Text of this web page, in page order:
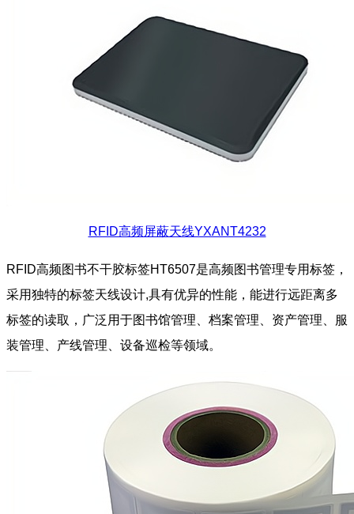
RFID高频屏蔽天线YXANT4232
RFID高频图书不干胶标签HT6507是高频图书管理专用标签，
采用独特的标签天线设计,具有优异的性能，能进行远距离多
标签的读取，广泛用于图书馆管理、档案管理、资产管理、服
装管理、产线管理、设备巡检等领域。